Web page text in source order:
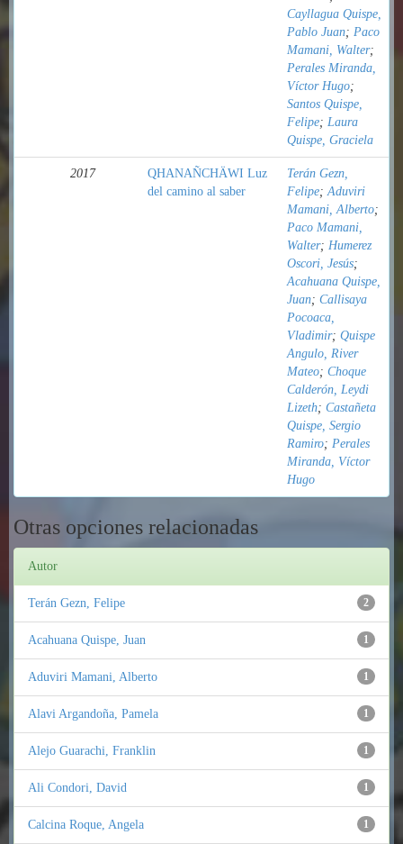
Cayllagua Quispe,
Pablo Juan; Paco
Mamani, Walter;
Perales Miranda,
Víctor Hugo;
Santos Quispe,
Felipe; Laura
Quispe, Graciela
2017
QHANAÑCHÄWI Luz
del camino al saber
Terán Gezn,
Felipe;Aduviri
Mamani, Alberto;
Paco Mamani,
Walter; Humerez
Oscori, Jesús;
Acahuana Quispe,
Juan; Callisaya
Pocoaca,
Vladimir; Quispe
Angulo, River
Mateo; Choque
Calderón, Leydi
Lizeth; Castañeta
Quispe, Sergio
Ramiro; Perales
Miranda, Víctor
Hugo
Otras opciones relacionadas
Autor
2
Terán Gezn, Felipe
1
Acahuana Quispe, Juan
1
Aduviri Mamani, Alberto
1
Alavi Argandoña, Pamela
1
Alejo Guarachi, Franklin
1
Ali Condori, David
1
Calcina Roque, Angela